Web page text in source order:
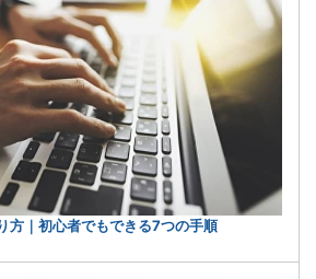
方｜初心者でもできる7つの手順